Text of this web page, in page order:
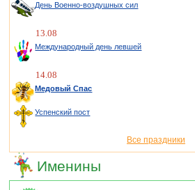
День Военно-воздушных сил
13.08
Международный день левшей
14.08
Медовый Спас
Успенский пост
Все праздники
Именины